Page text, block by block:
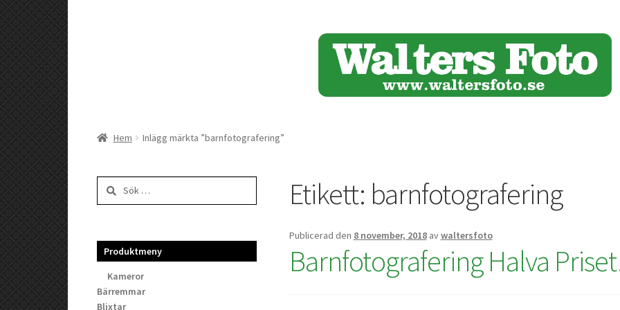
Hem Inlägg märkta ”barnfotografering”
Etikett: barnfotografering
Publicerad den 8 november, 2018 avwaltersfoto
Barnfotografering Halva
Sök
efter:
Produktmeny
Kameror
Bärremmar
Blixtar